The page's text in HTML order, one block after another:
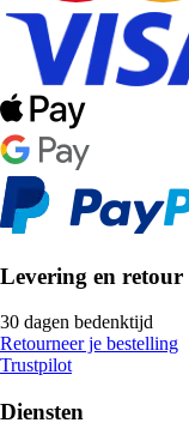
Levering en retour
30 dagen bedenktijd
Retourneer je bestelling
Trustpilot
Diensten